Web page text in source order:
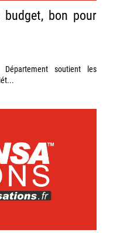
bon pour
soutient les